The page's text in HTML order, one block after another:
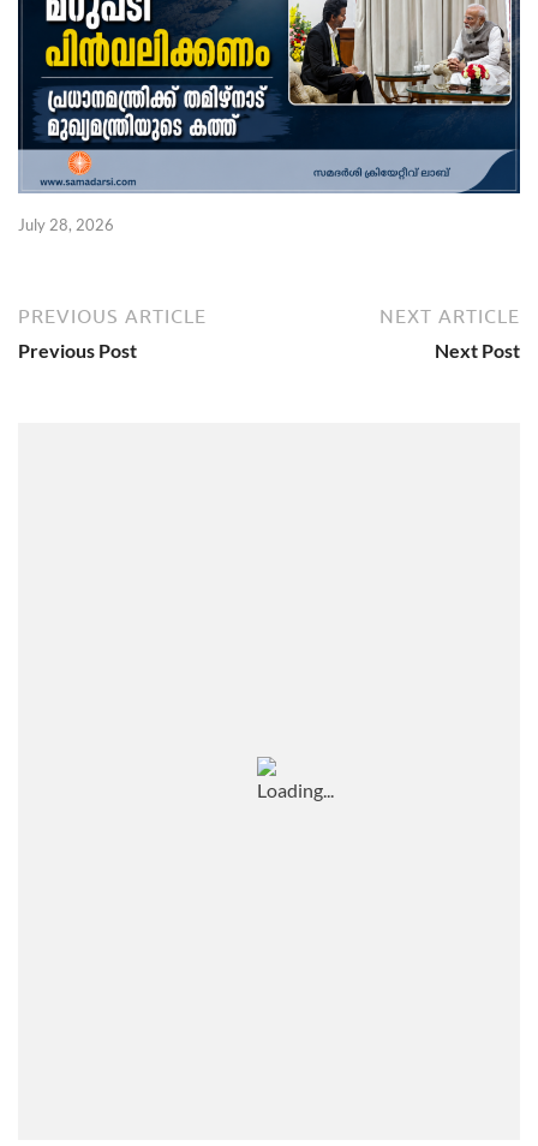
July 28, 2026
PREVIOUS ARTICLE
Previous Post
NEXT ARTICLE
Next Post